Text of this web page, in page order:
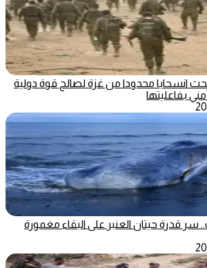
انسحابا محدودا من غزة لصالح قوة دولية
بفاعليتها
سر قدرة حيتان العنبر على البقاء مغمورة